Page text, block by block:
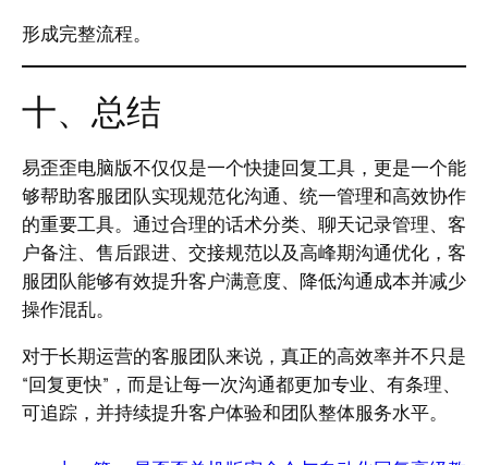
形成完整流程。
十、总结
易歪歪电脑版不仅仅是一个快捷回复工具，更是一个能
够帮助客服团队实现规范化沟通、统一管理和高效协作
的重要工具。通过合理的话术分类、聊天记录管理、客
户备注、售后跟进、交接规范以及高峰期沟通优化，客
服团队能够有效提升客户满意度、降低沟通成本并减少
操作混乱。
对于长期运营的客服团队来说，真正的高效率并不只是
“回复更快”，而是让每一次沟通都更加专业、有条理、
可追踪，并持续提升客户体验和团队整体服务水平。